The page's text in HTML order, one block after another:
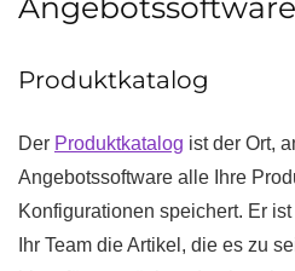
Angebotssoftware
Produktkatalog
Der Produktkatalog ist der Ort,
Angebotssoftware alle Ihre
Konfigurationen speichert. Er
Ihr Team die Artikel, die es zu